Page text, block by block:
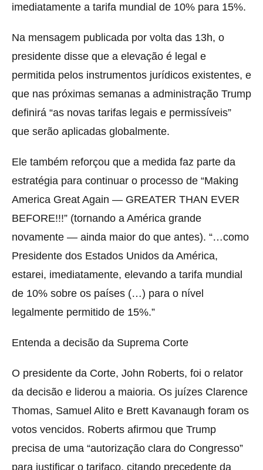
imediatamente a tarifa mundial de 10% para 15%.
Na mensagem publicada por volta das 13h, o
presidente disse que a elevação é legal e
permitida pelos instrumentos jurídicos existentes, e
que nas próximas semanas a administração Trump
definirá “as novas tarifas legais e permissíveis”
que serão aplicadas globalmente.
Ele também reforçou que a medida faz parte da
estratégia para continuar o processo de “Making
America Great Again — GREATER THAN EVER
BEFORE!!!” (tornando a América grande
novamente — ainda maior do que antes). “…como
Presidente dos Estados Unidos da América,
estarei, imediatamente, elevando a tarifa mundial
de 10% sobre os países (…) para o nível
legalmente permitido de 15%.”
Entenda a decisão da Suprema Corte
O presidente da Corte, John Roberts, foi o relator
da decisão e liderou a maioria. Os juízes Clarence
Thomas, Samuel Alito e Brett Kavanaugh foram os
votos vencidos. Roberts afirmou que Trump
precisa de uma “autorização clara do Congresso”
para justificar o tarifaço, citando precedente da